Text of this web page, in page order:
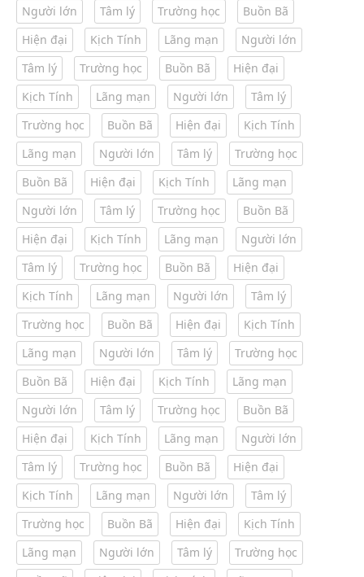
Người lớn
Tâm lý Trường học
Buồn Bã
Hiện đại
Kịch Tính Lãng mạn
Người lớn
Tâm lý
Trường học Buồn Bã
Hiện đại
Kịch Tính
Lãng mạn Người lớn
Tâm lý
Trường học
Buồn Bã Hiện đại
Kịch Tính
Lãng mạn
Người lớn Tâm lý
Trường học
Buồn Bã
Hiện đại Kịch Tính
Lãng mạn
Người lớn
Tâm lý Trường học
Buồn Bã
Hiện đại
Kịch Tính Lãng mạn
Người lớn
Tâm lý
Trường học Buồn Bã
Hiện đại
Kịch Tính
Lãng mạn Người lớn
Tâm lý
Trường học
Buồn Bã Hiện đại
Kịch Tính
Lãng mạn
Người lớn Tâm lý
Trường học
Buồn Bã
Hiện đại Kịch Tính
Lãng mạn
Người lớn
Tâm lý Trường học
Buồn Bã
Hiện đại
Kịch Tính Lãng mạn
Người lớn
Tâm lý
Trường học Buồn Bã
Hiện đại
Kịch Tính
Lãng mạn Người lớn
Tâm lý
Trường học
Buồn Bã Hiện đại
Kịch Tính
Lãng mạn
Người lớn Tâm lý
Trường học